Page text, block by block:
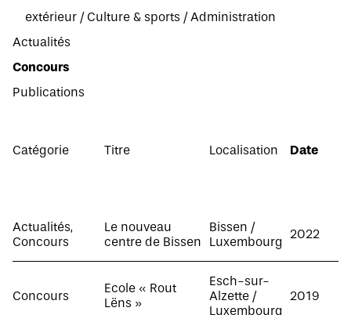
extérieur / Culture & sports / Administration
Actualités
Concours
Publications
Catégorie Titre Localisation Date
Actualités,
Concours
Le nouveau
centre de Bissen
Bissen /
Luxembourg
2022
Concours
Ecole « Rout
Lëns »
Esch-sur-
Alzette /
Luxembourg
2019